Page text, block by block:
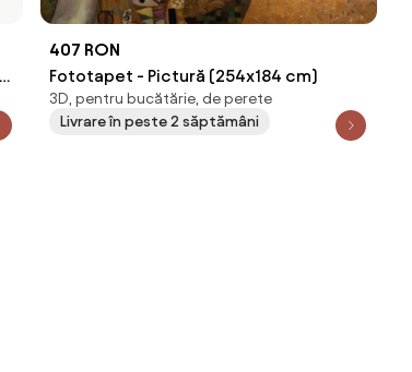
407 RON
Fototapet - Pictură (254x184 cm)
3D, pentru bucătărie, de perete
Livrare în peste 2 săptămâni